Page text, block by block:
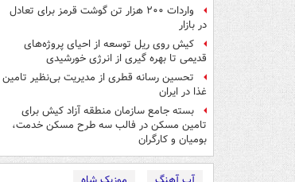
واردات ۲۰۰ هزار تن گوشت قرمز برای تعادل
در بازار
کیش روی ریل توسعه از احیای پروژه‌های
قدیمی تا بهره گیری از انرژی خورشیدی
تحسین رسانه قطری از مدیریت بی‌نظیر تامین
غذا در ایران
بسته جامع سازمان منطقه آزاد کیش برای
تامین مسکن در فالب سه طرح مسکن خدمت،
بومیان و کارگران